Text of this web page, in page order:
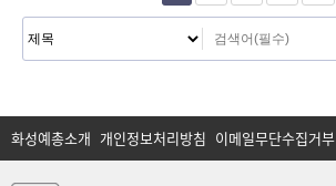
화성예총소개 개인정보처리방침 이메일무단수집거부